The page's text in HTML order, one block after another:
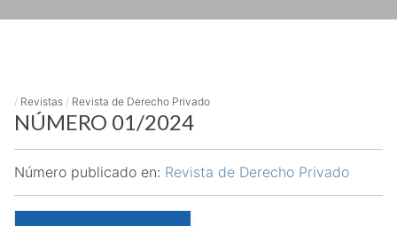
/ Revistas / Revista de Derecho Privado
NÚMERO 01/2024
Número publicado en: Revista de Derecho Privado